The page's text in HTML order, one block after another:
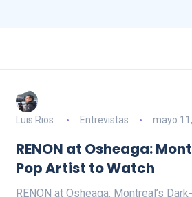
Luis Rios Entrevistas mayo
RENON at Osheaga:
Pop Artist to Watch
RENON at Osheaga: Montreal’s